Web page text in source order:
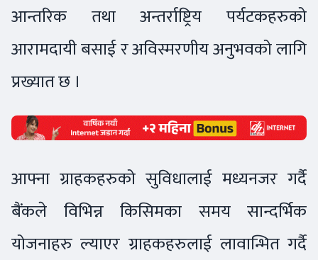
आन्तरिक तथा अन्तर्राष्ट्रिय पर्यटकहरुको
आरामदायी बसाई र अविस्मरणीय अनुभवको लागि
प्रख्यात छ ।
आफ्ना ग्राहकहरुको सुविधालाई मध्यनजर गर्दै
बैंकले विभिन्न किसिमका समय सान्दर्भिक
योजनाहरु ल्याएर ग्राहकहरुलाई लावान्भित गर्दै